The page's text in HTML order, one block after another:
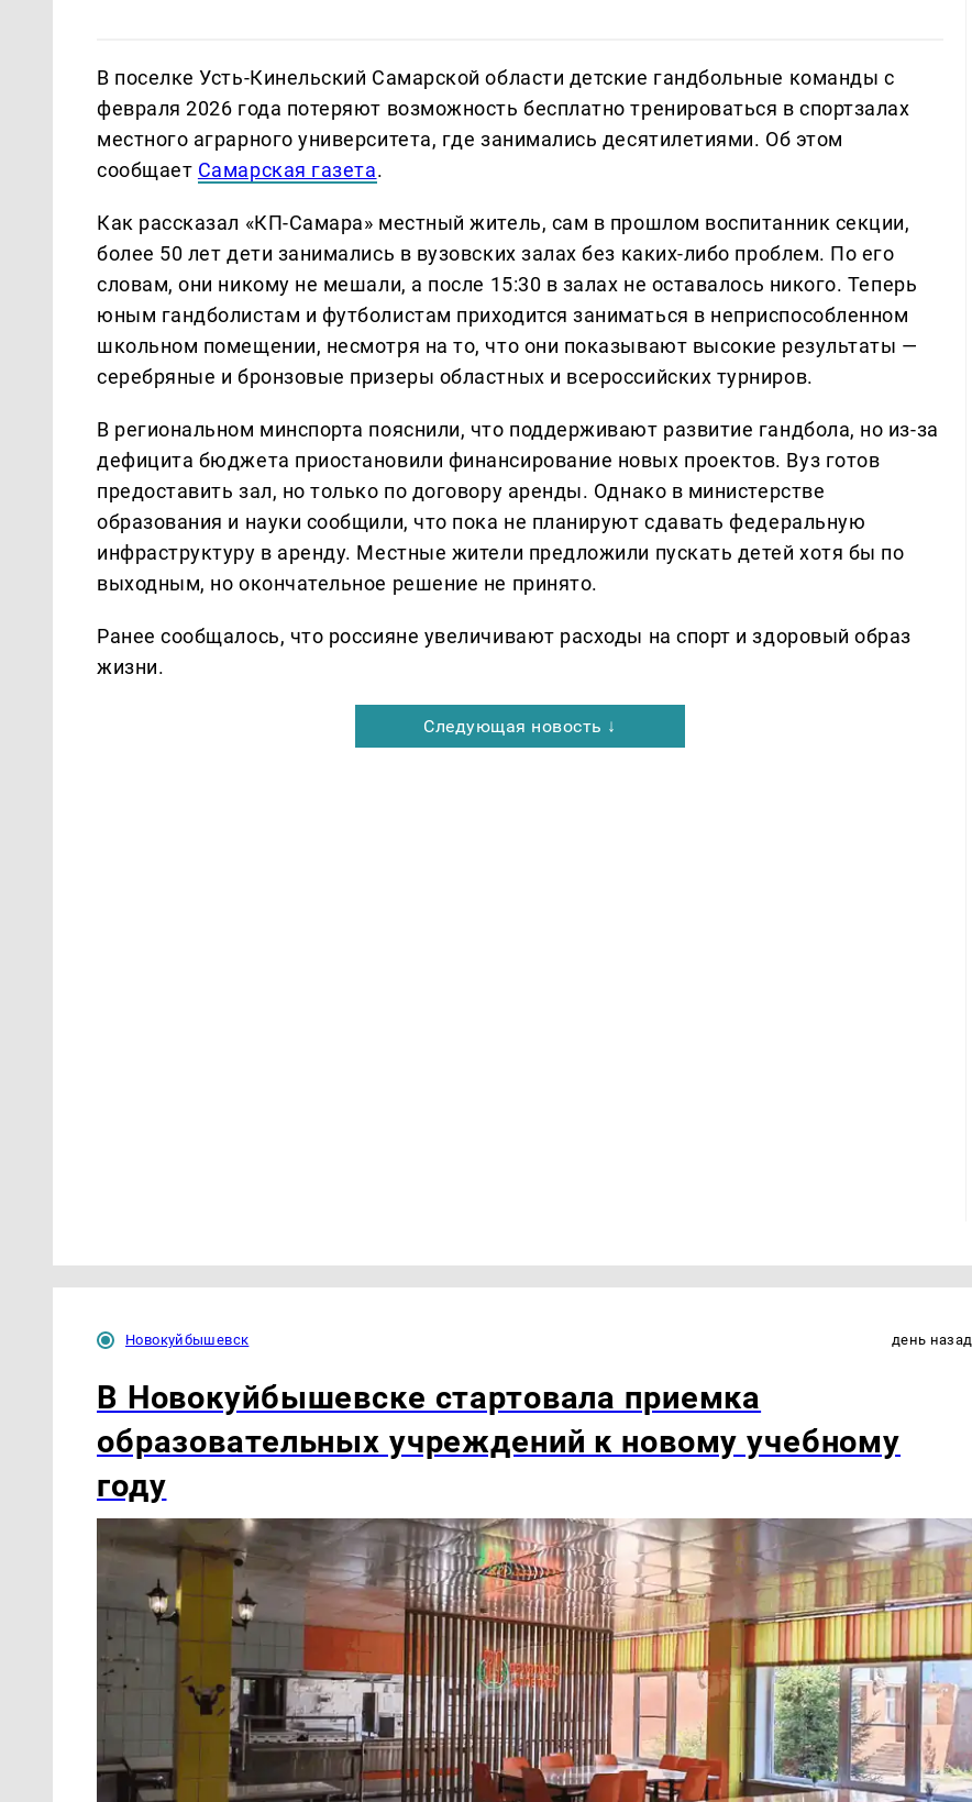
В поселке Усть-Кинельский Самарской области детские гандбольные команды с
февраля 2026 года потеряют возможность бесплатно тренироваться в спортзалах
местного аграрного университета, где занимались десятилетиями. Об этом
сообщает Самарская газета.
Как рассказал «КП-Самара» местный житель, сам в прошлом воспитанник секции,
более 50 лет дети занимались в вузовских залах без каких-либо проблем. По его
словам, они никому не мешали, а после 15:30 в залах не оставалось никого. Теперь
юным гандболистам и футболистам приходится заниматься в неприспособленном
школьном помещении, несмотря на то, что они показывают высокие результаты —
серебряные и бронзовые призеры областных и всероссийских турниров.
В региональном минспорта пояснили, что поддерживают развитие гандбола, но из-за
дефицита бюджета приостановили финансирование новых проектов. Вуз готов
предоставить зал, но только по договору аренды. Однако в министерстве
образования и науки сообщили, что пока не планируют сдавать федеральную
инфраструктуру в аренду. Местные жители предложили пускать детей хотя бы по
выходным, но окончательное решение не принято.
Ранее сообщалось, что россияне увеличивают расходы на спорт и здоровый образ
жизни.
Следующая новость ↓
Новокуйбышевск день назад
В Новокуйбышевске стартовала приемка
образовательных учреждений к новому учебному
году